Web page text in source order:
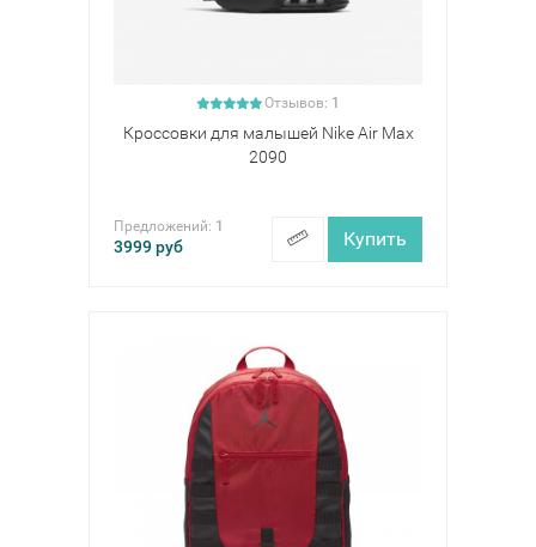
Отзывов: 1
Кроссовки для малышей Nike Air Max
2090
Предложений: 1
3999руб Купить